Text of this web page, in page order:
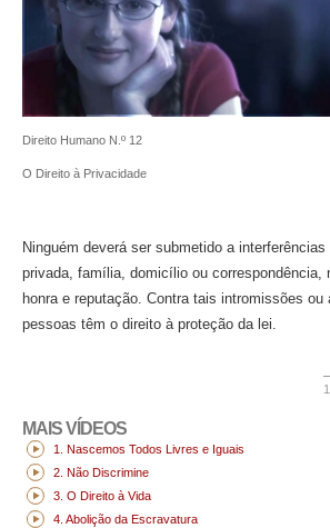
Direito Humano N.º 12
O Direito à Privacidade
Ninguém deverá ser submetido a
privada, família, domicílio ou correspondência,
honra e reputação. Contra tais intromissões ou
pessoas têm o direito à proteção da lei.
MAIS VÍDEOS
1. Nascemos Todos Livres e Iguais
2. Não Discrimine
3. O Direito à Vida
4. Abolição da Escravatura